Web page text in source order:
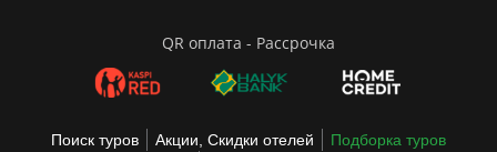
QR оплата - Рассрочка
Поиск туров Акции, Скидки отелей
Подборка туров